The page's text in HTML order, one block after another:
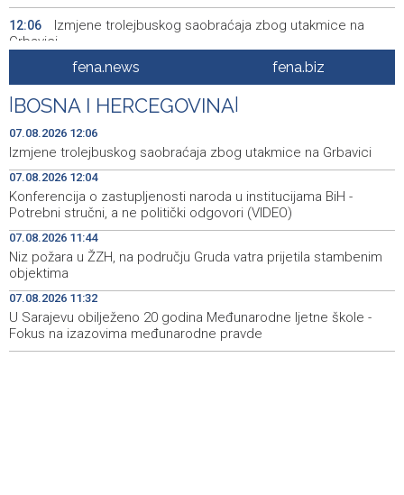
12:06
Izmjene trolejbuskog saobraćaja zbog utakmice na
Grbavici
Konferencija o zastupljenosti naroda u institucijama BiH
- Potrebni stručni, a ne politički odgovori (VIDEO)
11:59
Sarajevo marks 20 years of International Summer
School with focus on global justice challenges
11:53
Kallas: EU uvela nove sankcije za pet osoba povezanih s
ruskim vojno-industrijskim kompleksom
11:44
Niz požara u ŽZH, na području Gruda vatra prijetila
stambenim objektima
11:39
Lik fra Didaka Buntića među motivima otvorenja
Vinkovačkih jeseni
11:37 Izvoz piva iz EU pao za 11 posto u 2025. godini
fena.news fena.biz
BOSNA I HERCEGOVINA
07.08.2026 12:06
Izmjene trolejbuskog saobraćaja zbog utakmice na Grbavici
07.08.2026 12:04
Konferencija o zastupljenosti naroda u institucijama BiH -
Potrebni stručni, a ne politički odgovori (VIDEO)
07.08.2026 11:44
Niz požara u ŽZH, na području Gruda vatra prijetila stambenim
objektima
07.08.2026 11:32
U Sarajevu obilježeno 20 godina Međunarodne ljetne škole -
Fokus na izazovima međunarodne pravde